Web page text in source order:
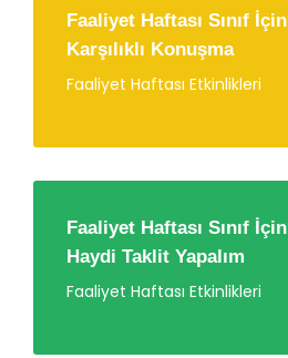
Faaliyet Haftası Sınıf
Karşılıklı Konuşma
Faaliyet Haftası Etkinlikleri
Faaliyet Haftası Sınıf
Haydi Taklit Yapalım
Faaliyet Haftası Etkinlikleri